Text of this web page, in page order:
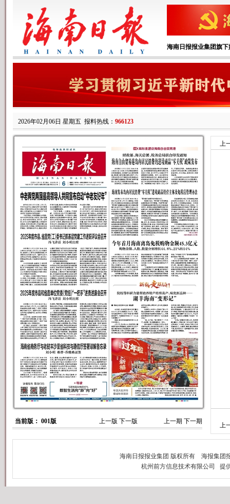
海南日报报业集团旗下
2026年02月06日 星期五 报料热线： 966123
当前版： 001版 上一版 下一版 上一期 下一期
上
上